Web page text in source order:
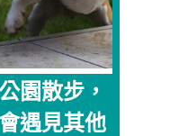
園散步，
遇見其他